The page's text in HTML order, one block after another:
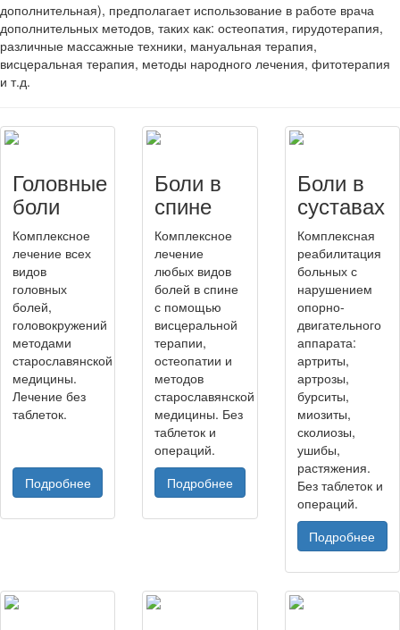
дополнительная), предполагает использование в работе врача
дополнительных методов, таких как: остеопатия, гирудотерапия,
различные массажные техники, мануальная терапия,
висцеральная терапия, методы народного лечения, фитотерапия
и т.д.
Головные
боли
Комплексное
лечение всех
видов
головных
болей,
головокружений
методами
старославянской
медицины.
Лечение без
таблеток.
Подробнее
Боли в
спине
Комплексное
лечение
любых видов
болей в спине
с помощью
висцеральной
терапии,
остеопатии и
методов
старославянской
медицины. Без
таблеток и
операций.
Подробнее
Боли в
суставах
Комплексная
реабилитация
больных с
нарушением
опорно-
двигательного
аппарата:
артриты,
артрозы,
бурситы,
миозиты,
сколиозы,
ушибы,
растяжения.
Без таблеток и
операций.
Подробнее